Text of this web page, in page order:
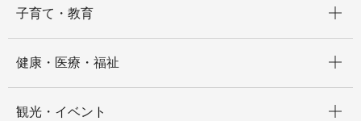
子育て・教育
健康・医療・福祉
観光・イベント